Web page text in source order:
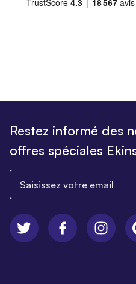
Restez informé des
offres spéciales